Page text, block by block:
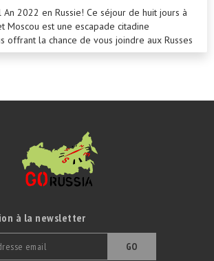
2022 en Russie! Ce séjour de huit jours à
Moscou est une escapade citadine
offrant la chance de vous joindre aux Russes
célébrations du Nouvel An. Grâce à ce
magie d'un ballet ou d'une promenade en
à la newsletter
GO